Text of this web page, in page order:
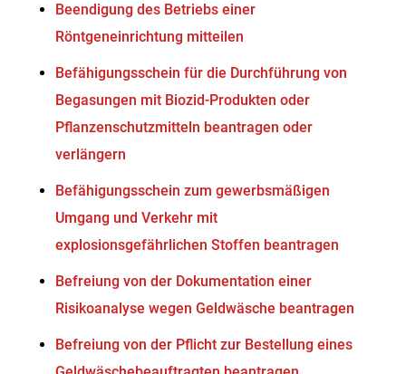
Beendigung des Betriebs einer
Röntgeneinrichtung mitteilen
Befähigungsschein für die Durchführung von
Begasungen mit Biozid-Produkten oder
Pflanzenschutzmitteln beantragen oder
verlängern
Befähigungsschein zum gewerbsmäßigen
Umgang und Verkehr mit
explosionsgefährlichen Stoffen beantragen
Befreiung von der Dokumentation einer
Risikoanalyse wegen Geldwäsche beantragen
Befreiung von der Pflicht zur Bestellung eines